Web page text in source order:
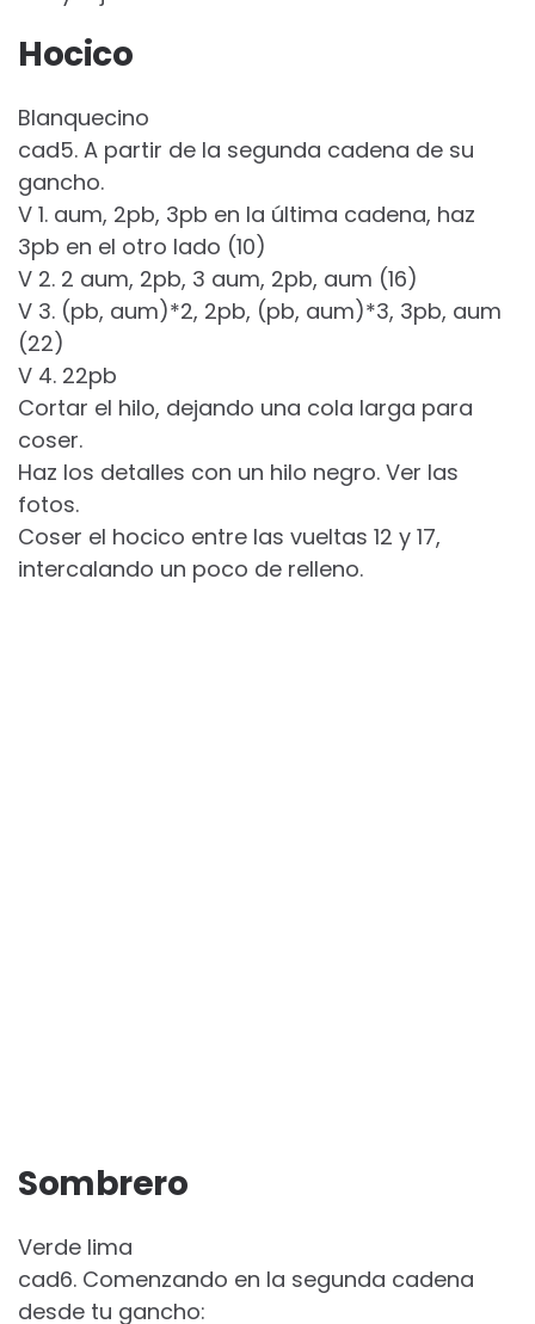
Hocico
Blanquecino
cad5. A partir de la segunda cadena de su
gancho.
V 1. aum, 2pb, 3pb en la última cadena, haz
3pb en el otro lado (10)
V 2. 2 aum, 2pb, 3 aum, 2pb, aum (16)
V 3. (pb, aum)*2, 2pb, (pb, aum)*3, 3pb, aum
(22)
V 4. 22pb
Cortar el hilo, dejando una cola larga para
coser.
Haz los detalles con un hilo negro. Ver las
fotos.
Coser el hocico entre las vueltas 12 y 17,
intercalando un poco de relleno.
Sombrero
Verde lima
cad6. Comenzando en la segunda cadena
desde tu gancho: